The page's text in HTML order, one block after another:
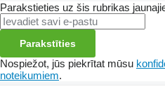
Parakstieties uz šis rubrikas
Parakstīties
Nospiežot, jūs piekrītat mūsu
noteikumiem.